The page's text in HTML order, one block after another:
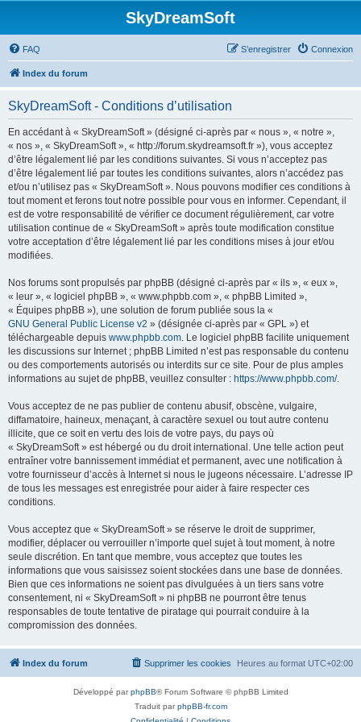
SkyDreamSoft
FAQ Connexion
S’enregistrer
Index du forum
SkyDreamSoft - Conditions d’utilisation
En accédant à « SkyDreamSoft » (désigné ci-après par « nous », « notre »,
« nos », « SkyDreamSoft », « http://forum.skydreamsoft.fr »), vous acceptez
d’être légalement lié par les conditions suivantes. Si vous n’acceptez pas
d’être légalement lié par toutes les conditions suivantes, alors n’accédez pas
et/ou n’utilisez pas « SkyDreamSoft ». Nous pouvons modifier ces conditions à
tout moment et ferons tout notre possible pour vous en informer. Cependant, il
est de votre responsabilité de vérifier ce document régulièrement, car votre
utilisation continue de « SkyDreamSoft » après toute modification constitue
votre acceptation d’être légalement lié par les conditions mises à jour et/ou
modifiées.
Nos forums sont propulsés par phpBB (désigné ci-après par « ils », « eux »,
« leur », « logiciel phpBB », « www.phpbb.com », « phpBB Limited »,
« Équipes phpBB »), une solution de forum publiée sous la «
GNU General Public License v2 » (désignée ci-après par « GPL ») et
téléchargeable depuis www.phpbb.com. Le logiciel phpBB facilite uniquement
les discussions sur Internet ; phpBB Limited n’est pas responsable du contenu
ou des comportements autorisés ou interdits sur ce site. Pour de plus amples
informations au sujet de phpBB, veuillez consulter : https://www.phpbb.com/.
Vous acceptez de ne pas publier de contenu abusif, obscène, vulgaire,
diffamatoire, haineux, menaçant, à caractère sexuel ou tout autre contenu
illicite, que ce soit en vertu des lois de votre pays, du pays où
« SkyDreamSoft » est hébergé ou du droit international. Une telle action peut
entraîner votre bannissement immédiat et permanent, avec une notification à
votre fournisseur d’accès à Internet si nous le jugeons nécessaire. L’adresse IP
de tous les messages est enregistrée pour aider à faire respecter ces
conditions.
Vous acceptez que « SkyDreamSoft » se réserve le droit de supprimer,
modifier, déplacer ou verrouiller n’importe quel sujet à tout moment, à notre
seule discrétion. En tant que membre, vous acceptez que toutes les
informations que vous saisissez soient stockées dans une base de données.
Bien que ces informations ne soient pas divulguées à un tiers sans votre
consentement, ni « SkyDreamSoft » ni phpBB ne pourront être tenus
responsables de toute tentative de piratage qui pourrait conduire à la
compromission des données.
Index du forum Heures au format UTC+02:00
Supprimer les cookies
Développé parphpBB® Forum Software © phpBB Limited
Traduit parphpBB-fr.com